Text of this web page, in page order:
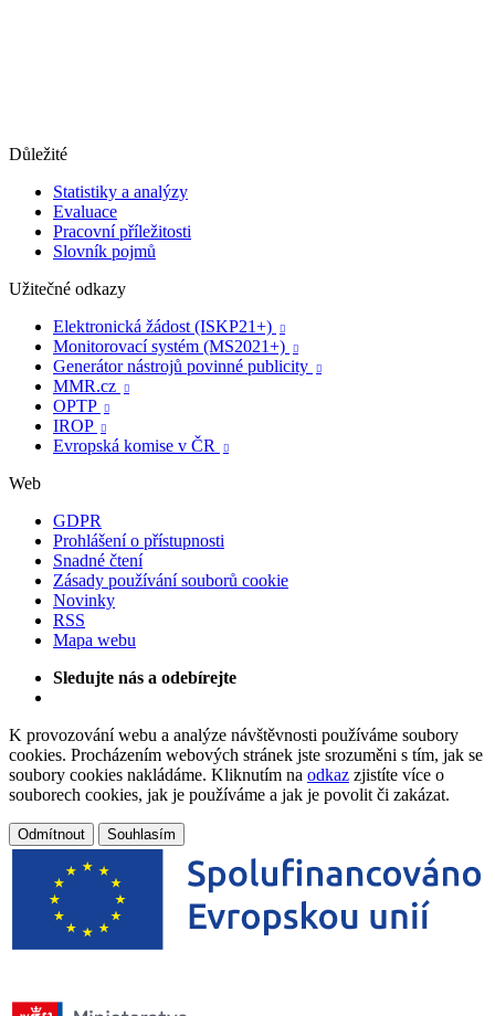
Důležité
Statistiky a analýzy
Evaluace
Pracovní příležitosti
Slovník pojmů
Užitečné odkazy
Elektronická žádost (ISKP21+)

Monitorovací systém (MS2021+) 
Generátor nástrojů povinné publicity 
MMR.cz 
OPTP 
IROP 
Evropská komise v ČR 
Web
GDPR
Prohlášení o přístupnosti
Snadné čtení
Zásady používání souborů cookie
Novinky
RSS
Mapa webu
Sledujte nás a odebírejte
K provozování webu a analýze návštěvnosti používáme soubory
cookies. Procházením webových stránek jste srozuměni s tím, jak se
soubory cookies nakládáme. Kliknutím na odkaz zjistíte více o
souborech cookies, jak je používáme a jak je povolit či zakázat.
Odmítnout Souhlasím